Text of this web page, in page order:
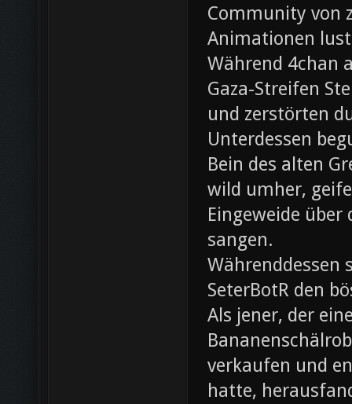
Community von
Animationen
Während 4chan
Gaza-Streifen
und zerstörten
Unterdessen
Bein des alten
wild umher,
Eingeweide
sangen.
Währenddessen
SeterBotR den
Als jener, der
verkaufen und
hatte,